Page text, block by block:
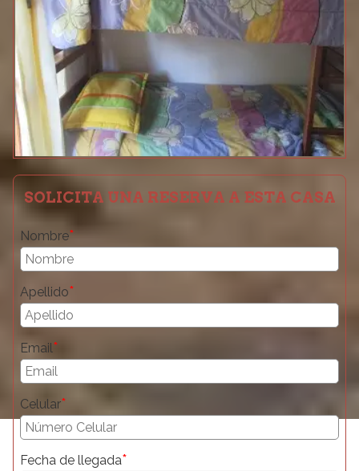
SOLICITA UNA RESERVA A ESTA CASA
Nombre*
Apellido*
Email*
Celular*
Fecha de llegada*